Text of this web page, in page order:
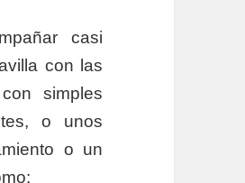
casi
con las
simples
o unos
o un